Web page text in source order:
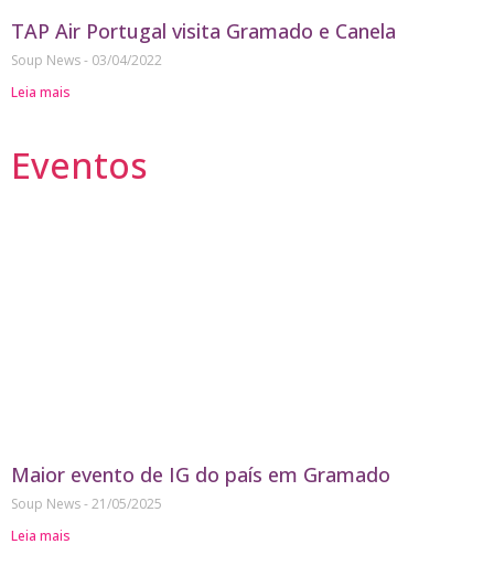
TAP Air Portugal visita Gramado e Canela
Soup News
03/04/2022
Leia mais
Eventos
Maior evento de IG do país em Gramado
Soup News 21/05/2025
Leia mais